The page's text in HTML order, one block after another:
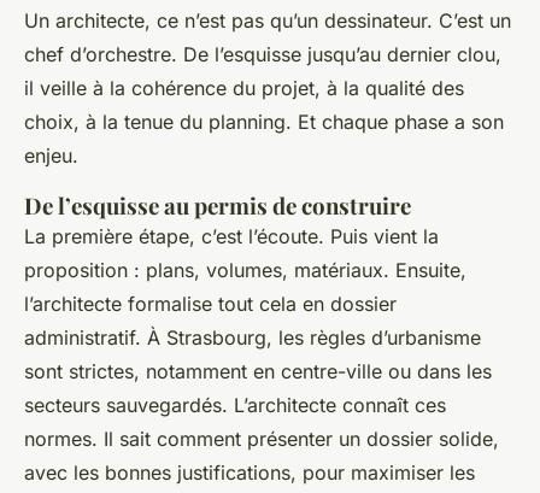
Un architecte, ce n’est pas qu’un dessinateur. C’est un
chef d’orchestre. De l’esquisse jusqu’au dernier clou,
il veille à la cohérence du projet, à la qualité des
choix, à la tenue du planning. Et chaque phase a son
enjeu.
De l’esquisse au permis de construire
La première étape, c’est l’écoute. Puis vient la
proposition : plans, volumes, matériaux. Ensuite,
l’architecte formalise tout cela en dossier
administratif. À Strasbourg, les règles d’urbanisme
sont strictes, notamment en centre-ville ou dans les
secteurs sauvegardés. L’architecte connaît ces
normes. Il sait comment présenter un dossier solide,
avec les bonnes justifications, pour maximiser les